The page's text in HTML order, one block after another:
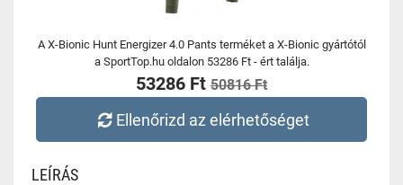
A X-Bionic Hunt Energizer 4.0 Pants terméket a X-Bionic gyártótól
a SportTop.hu oldalon 53286 Ft - ért találja.
53286 Ft 50816 Ft
Ellenőrizd az elérhetőséget
LEÍRÁS